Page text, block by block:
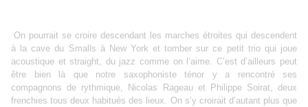
On pourrait se croire descendant les marches étroites qui descendent
à la cave du Smalls à New York et tomber sur ce petit trio qui joue
acoustique et straight, du jazz comme on l’aime. C’est d’ailleurs peut
être bien là que notre saxophoniste ténor y a rencontré ses
compagnons de rythmique, Nicolas Rageau et Philippe Soirat, deux
frenchies tous deux habitués des lieux. On s’y croirait d’autant plus que